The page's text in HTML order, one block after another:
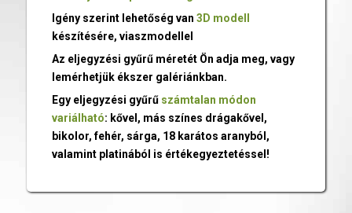
Igény szerint lehetőség van 3D modell
készítésére, viaszmodellel
Az eljegyzési gyűrű méretét Ön adja meg, vagy
lemérhetjük ékszer galériánkban.
Egy eljegyzési gyűrű számtalan módon
variálható: kővel, más színes drágakővel,
bikolor, fehér, sárga, 18 karátos aranyból,
valamint platinából is értékegyeztetéssel!